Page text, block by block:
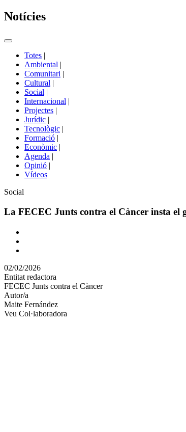
Notícies
Commutador
portals
Totes |
Ambiental |
Comunitari |
Cultural |
Social |
Internacional |
Projectes |
Jurídic |
Tecnològic |
Formació |
Econòmic |
Agenda |
Opinió |
Vídeos
Àmbit
la
Social
La FECEC Junts contra el Càncer insta el
Comparteix
altres
xarxes
socials
02/02/2026
Entitat redactora
FECEC Junts contra el Càncer
Autor/a
Maite Fernández
Veu Col·laboradora